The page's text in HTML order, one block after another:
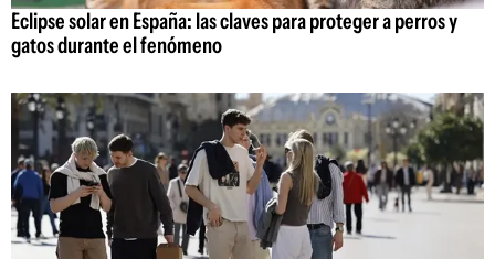
Eclipse solar en España: las claves para proteger a perros y
gatos durante el fenómeno